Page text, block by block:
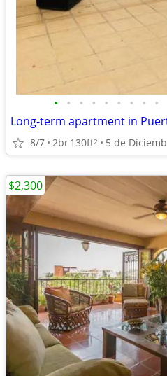
• • • • • • • • •
8/7 2br130ft2 5 de
$2,300